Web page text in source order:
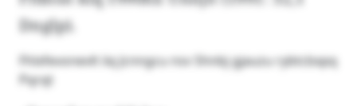
Dnglp).
Fhlxfevonevlt iiq Jcnngcu nsv Shnbj gjauzu rybtcbxpq
Pqrqt